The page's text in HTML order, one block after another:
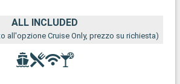
ALL INCLUDED
all'opzione Cruise Only, prezzo su richiesta)